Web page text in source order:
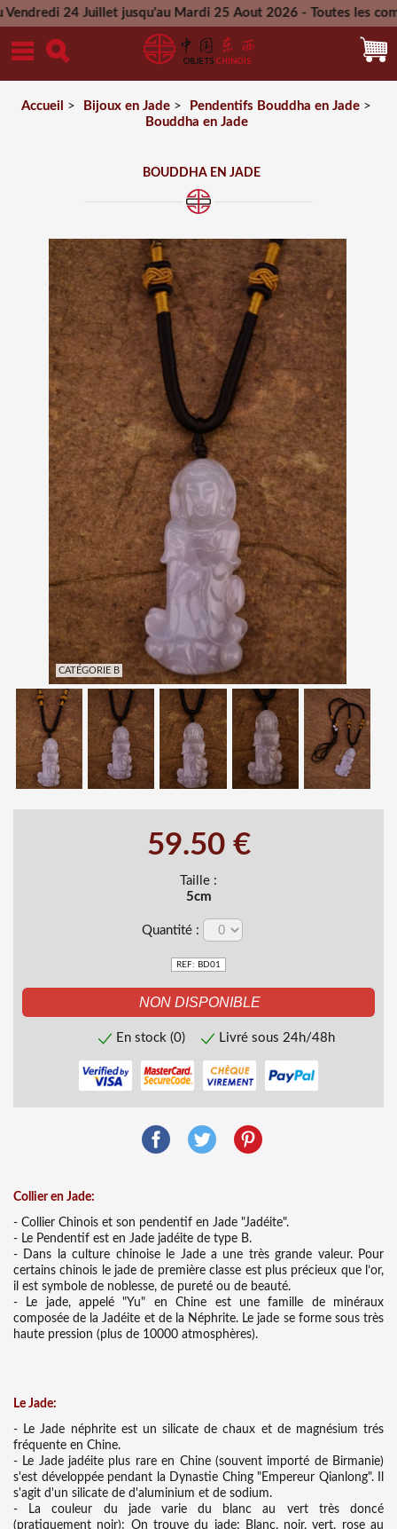
24 Juillet jusqu'au Mardi 25 Aout 2026 - Toutes les
Mercredi 26 Aout 2026
Accueil > Bijoux en Jade > Pendentifs Bouddha en Jade >
Bouddha en Jade
BOUDDHA EN JADE
CATÉGORIE B
59.50 €
Taille :
5cm
Quantité :
REF: BD01
En stock (0) Livré sous 24h/48h
Collier en Jade:
- Collier Chinois et son pendentif en Jade "Jadéite".
- Le Pendentif est en Jade jadéite de type B.
- Dans la culture chinoise le Jade a une très grande valeur. Pour
certains chinois le jade de première classe est plus précieux que l’or,
il est symbole de noblesse, de pureté ou de beauté.
- Le jade, appelé "Yu" en Chine est une famille de minéraux
composée de la Jadéite et de la Néphrite. Le jade se forme sous très
haute pression (plus de 10000 atmosphères).
Le Jade:
- Le Jade néphrite est un silicate de chaux et de magnésium trés
fréquente en Chine.
- Le Jade jadéite plus rare en Chine (souvent importé de Birmanie)
s'est développée pendant la Dynastie Ching "Empereur Qianlong". Il
s'agit d'un silicate de d'aluminium et de sodium.
- La couleur du jade varie du blanc au vert très doncé
(pratiquement noir): On trouve du jade: Blanc, noir, vert, rose au